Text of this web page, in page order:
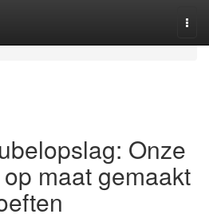
Onze
maat gemaakt